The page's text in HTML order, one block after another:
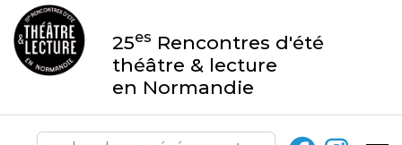
25es Rencontres d'été
théâtre & lecture
en Normandie